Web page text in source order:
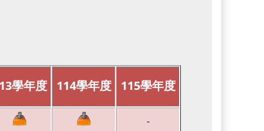
學年度 114學年度 115學年度
-